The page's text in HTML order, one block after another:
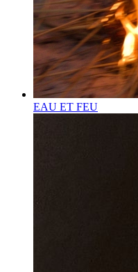
EAU ET FEU